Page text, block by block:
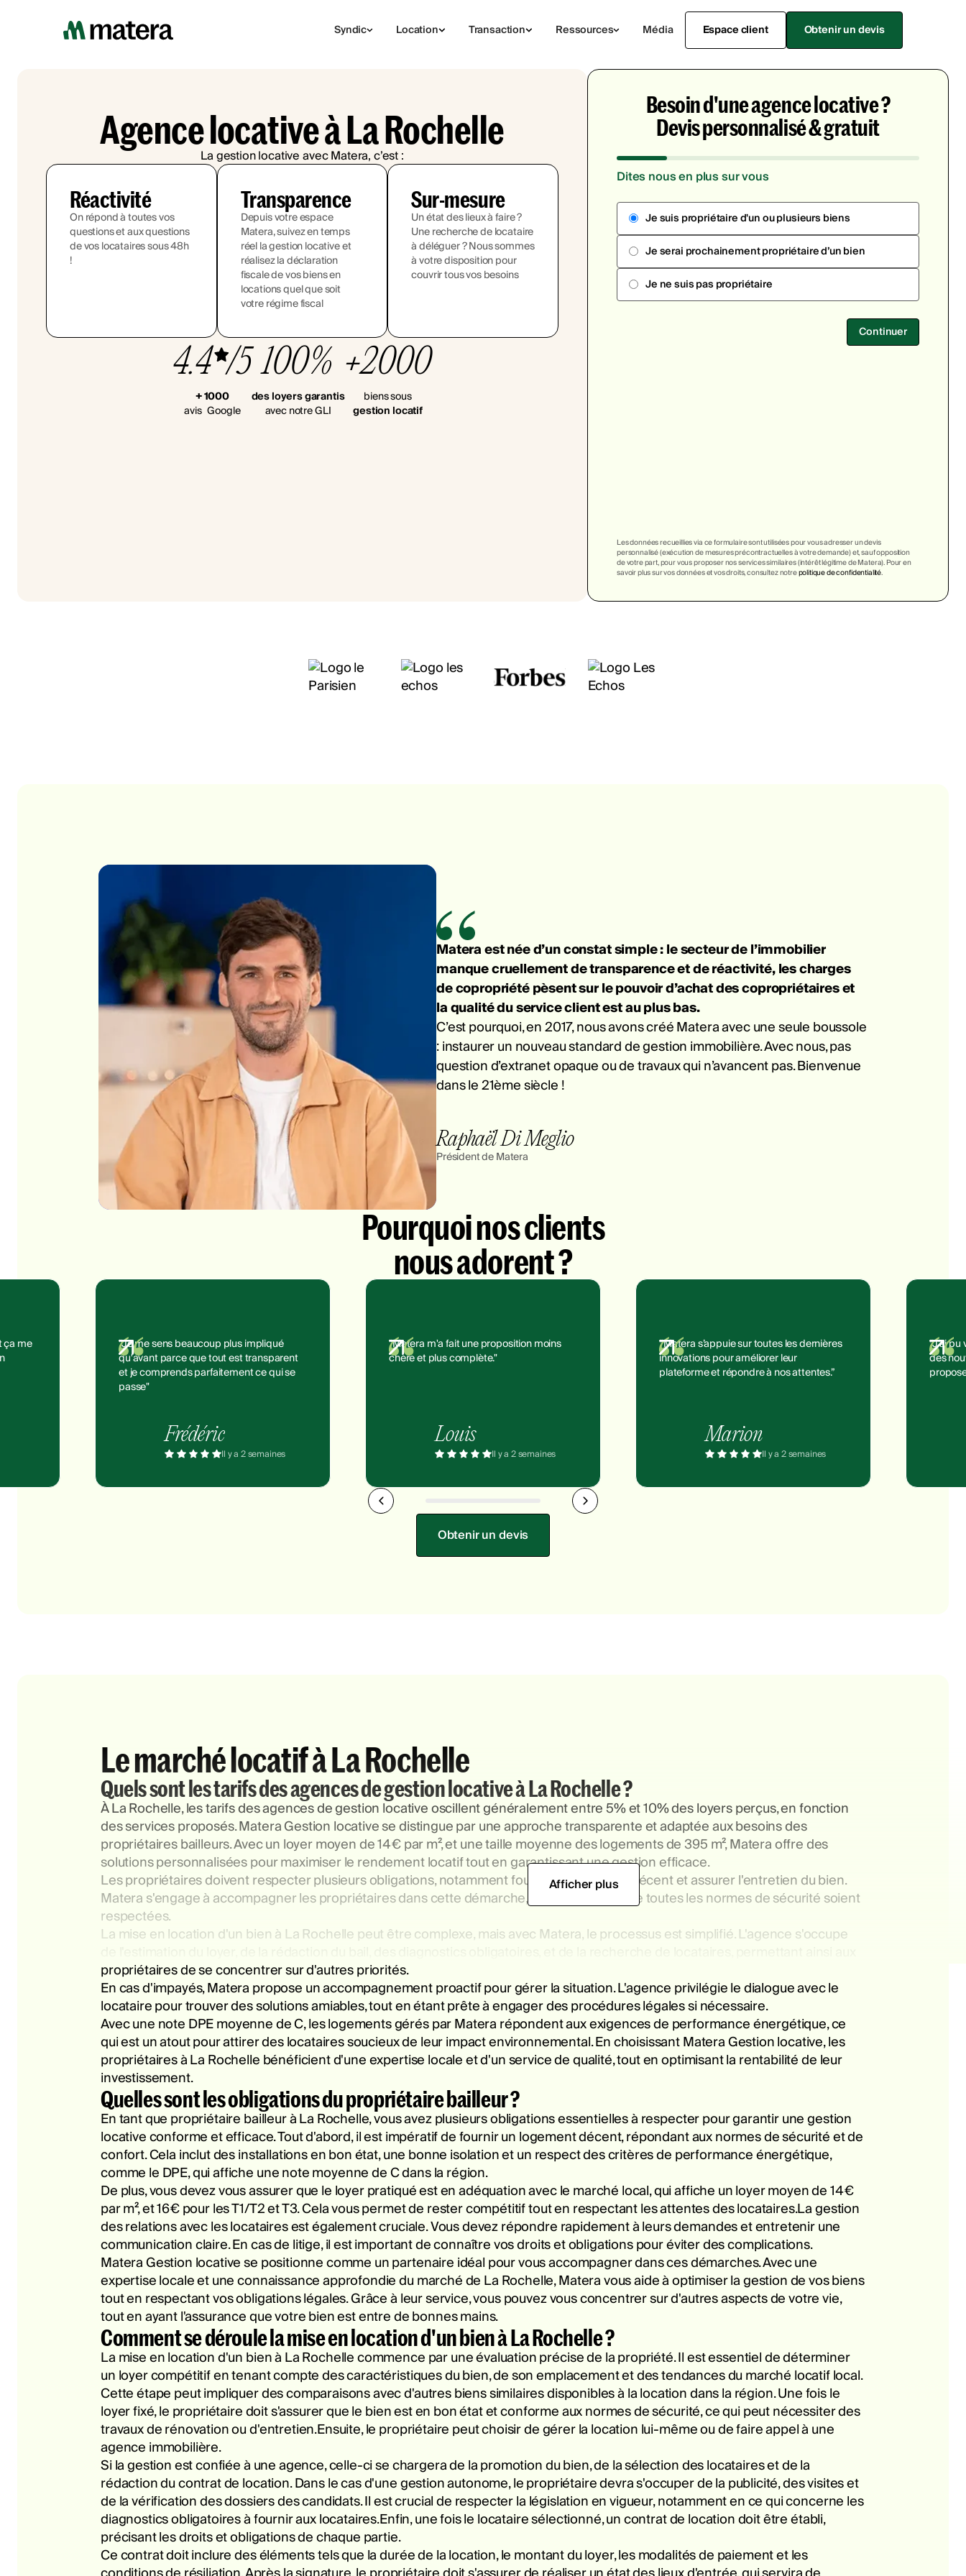
Syndic Location Transaction Ressources Média Espace client Obtenir un devis
Agence locative à La Rochelle
La gestion locative avec Matera, c’est :
Réactivité
On répond à toutes vos
questions et aux questions
de vos locataires sous 48h
!
Transparence
Depuis votre espace
Matera, suivez en temps
réel la gestion locative et
réalisez la déclaration
fiscale de vos biens en
locations quel que soit
votre régime fiscal
Sur-mesure
Un état des lieux à faire ?
Une recherche de locataire
à déléguer ? Nous sommes
à votre disposition pour
couvrir tous vos besoins
4.4 /5
+ 1000
avis Google
100%
des loyers garantis
avec notre GLI
+2000
biens sous
gestion locatif
Besoin d'une agence locative ?
Devis personnalisé & gratuit
Dites nous en plus sur vous
Je suis propriétaire d'un ou plusieurs biens
Je serai prochainement propriétaire d’un bien
Je ne suis pas propriétaire
Continuer
Les données recueillies via ce formulaire sont utilisées pour vous adresser un devis
personnalisé (exécution de mesures précontractuelles à votre demande) et, sauf opposition
de votre part, pour vous proposer nos services similaires (intérêt légitime de Matera). Pour en
savoir plus sur vos données et vos droits, consultez notrepolitique de confidentialité.
Matera est née d’un constat simple : le secteur de l’immobilier
manque cruellement de transparence et de réactivité, les charges
de copropriété pèsent sur le pouvoir d’achat des copropriétaires et
la qualité du service client est au plus bas.
C’est pourquoi, en 2017, nous avons créé Matera avec une seule boussole
: instaurer un nouveau standard de gestion immobilière. Avec nous, pas
question d’extranet opaque ou de travaux qui n’avancent pas. Bienvenue
dans le 21ème siècle !
Raphaël Di Meglio
Président de Matera
Pourquoi nos clients
nous adorent ?
ça me
"Je me sens beaucoup plus impliqué
qu'avant parce que tout est transparent
et je comprends parfaitement ce qui se
passe"
Frédéric
Il y a 2 semaines
"Matera m'a fait une proposition moins
chère et plus complète."
Louis
Il y a 2 semaines
“Matera s’appuie sur toutes les dernières
innovations pour améliorer leur
plateforme et répondre à nos attentes.”
Marion
Il y a 2 semaines
“J’ai
des
Obtenir un devis
Le marché locatif à La Rochelle
Quels sont les tarifs des agences de gestion locative à La Rochelle ?
À La Rochelle, les tarifs des agences de gestion locative oscillent généralement entre 5% et 10% des loyers perçus, en fonction
des services proposés. Matera Gestion locative se distingue par une approche transparente et adaptée aux besoins des
propriétaires bailleurs. Avec un loyer moyen de 14€ par m², et une taille moyenne des logements de 395 m², Matera offre des
solutions personnalisées pour maximiser le rendement locatif tout en garantissant une gestion efficace.
Les propriétaires doivent respecter plusieurs obligations, notamment fournir un logement décent et assurer l'entretien du bien.
Matera s'engage à accompagner les propriétaires dans cette démarche, en veillant à ce que toutes les normes de sécurité soient
respectées.
La mise en location d'un bien à La Rochelle peut être complexe, mais avec Matera, le processus est simplifié. L'agence s'occupe
propriétaires de se concentrer sur d'autres priorités.
En cas d'impayés, Matera propose un accompagnement proactif pour gérer la situation. L'agence privilégie le dialogue avec le
locataire pour trouver des solutions amiables, tout en étant prête à engager des procédures légales si nécessaire.
Avec une note DPE moyenne de C, les logements gérés par Matera répondent aux exigences de performance énergétique, ce
qui est un atout pour attirer des locataires soucieux de leur impact environnemental. En choisissant Matera Gestion locative, les
propriétaires à La Rochelle bénéficient d'une expertise locale et d'un service de qualité, tout en optimisant la rentabilité de leur
investissement.
Quelles sont les obligations du propriétaire bailleur ?
En tant que propriétaire bailleur à La Rochelle, vous avez plusieurs obligations essentielles à respecter pour garantir une gestion
locative conforme et efficace. Tout d'abord, il est impératif de fournir un logement décent, répondant aux normes de sécurité et de
confort. Cela inclut des installations en bon état, une bonne isolation et un respect des critères de performance énergétique,
comme le DPE, qui affiche une note moyenne de C dans la région.
De plus, vous devez vous assurer que le loyer pratiqué est en adéquation avec le marché local, qui affiche un loyer moyen de 14€
par m², et 16€ pour les T1/T2 et T3. Cela vous permet de rester compétitif tout en respectant les attentes des locataires.La gestion
des relations avec les locataires est également cruciale. Vous devez répondre rapidement à leurs demandes et entretenir une
communication claire. En cas de litige, il est important de connaître vos droits et obligations pour éviter des complications.
Matera Gestion locative se positionne comme un partenaire idéal pour vous accompagner dans ces démarches. Avec une
expertise locale et une connaissance approfondie du marché de La Rochelle, Matera vous aide à optimiser la gestion de vos biens
tout en respectant vos obligations légales. Grâce à leur service, vous pouvez vous concentrer sur d'autres aspects de votre vie,
tout en ayant l'assurance que votre bien est entre de bonnes mains.
Comment se déroule la mise en location d'un bien à La Rochelle ?
La mise en location d'un bien à La Rochelle commence par une évaluation précise de la propriété. Il est essentiel de déterminer
un loyer compétitif en tenant compte des caractéristiques du bien, de son emplacement et des tendances du marché locatif local.
Cette étape peut impliquer des comparaisons avec d'autres biens similaires disponibles à la location dans la région. Une fois le
loyer fixé, le propriétaire doit s'assurer que le bien est en bon état et conforme aux normes de sécurité, ce qui peut nécessiter des
travaux de rénovation ou d'entretien.Ensuite, le propriétaire peut choisir de gérer la location lui-même ou de faire appel à une
agence immobilière.
Si la gestion est confiée à une agence, celle-ci se chargera de la promotion du bien, de la sélection des locataires et de la
rédaction du contrat de location. Dans le cas d'une gestion autonome, le propriétaire devra s'occuper de la publicité, des visites et
de la vérification des dossiers des candidats. Il est crucial de respecter la législation en vigueur, notamment en ce qui concerne les
diagnostics obligatoires à fournir aux locataires.Enfin, une fois le locataire sélectionné, un contrat de location doit être établi,
précisant les droits et obligations de chaque partie.
Ce contrat doit inclure des éléments tels que la durée de la location, le montant du loyer, les modalités de paiement et les
Afficher plus